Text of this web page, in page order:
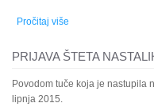
Pročitaj više
PRIJAVA ŠTETA
Povodom tuče koja je nastupila
lipnja 2015.